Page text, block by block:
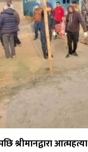
श्रीमानद्वारा आत्महत्या